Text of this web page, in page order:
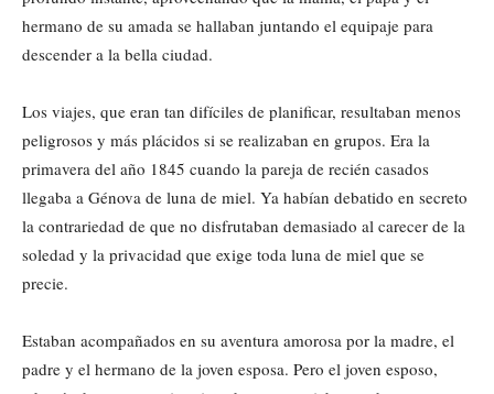
hermano de su amada se hallaban juntando el equipaje para
descender a la bella ciudad.
Los viajes, que eran tan difíciles de planificar, resultaban menos
peligrosos y más plácidos si se realizaban en grupos. Era la
primavera del año 1845 cuando la pareja de recién casados
llegaba a Génova de luna de miel. Ya habían debatido en secreto
la contrariedad de que no disfrutaban demasiado al carecer de la
soledad y la privacidad que exige toda luna de miel que se
precie.
Estaban acompañados en su aventura amorosa por la madre, el
padre y el hermano de la joven esposa. Pero el joven esposo,